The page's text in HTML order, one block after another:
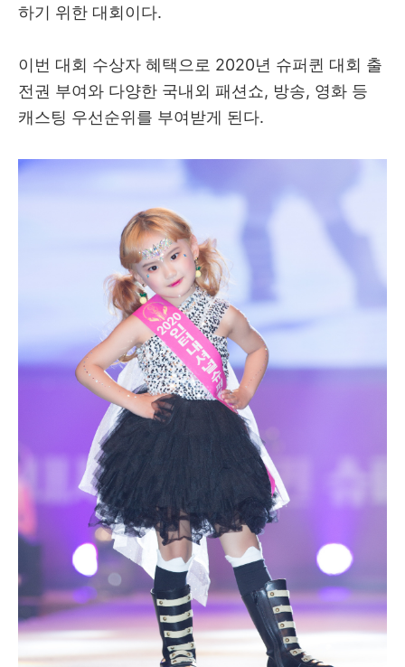
하기 위한 대회이다.
이번 대회 수상자 혜택으로 2020년 슈퍼퀸 대회 출
전권 부여와 다양한 국내외 패션쇼, 방송, 영화 등
캐스팅 우선순위를 부여받게 된다.